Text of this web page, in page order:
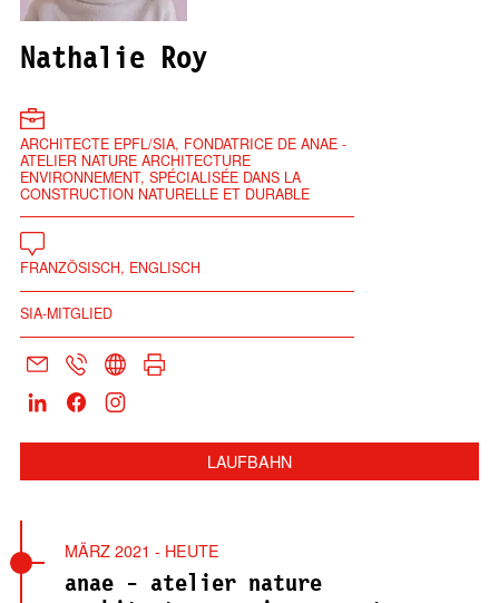
Nathalie Roy
ARCHITECTE EPFL/SIA, FONDATRICE DE ANAE -
ATELIER NATURE ARCHITECTURE
ENVIRONNEMENT, SPÉCIALISÉE DANS LA
CONSTRUCTION NATURELLE ET DURABLE
FRANZÖSISCH, ENGLISCH
SIA-MITGLIED
LAUFBAHN
MÄRZ 2021 - HEUTE
anae - atelier nature